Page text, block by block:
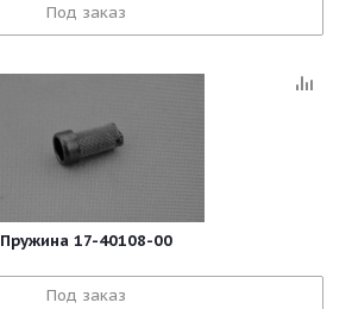
Под заказ
Пружина 17-40108-00
Под заказ